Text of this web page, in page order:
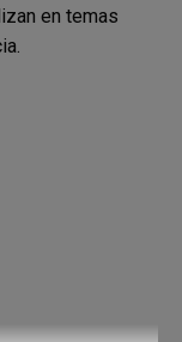
en temas